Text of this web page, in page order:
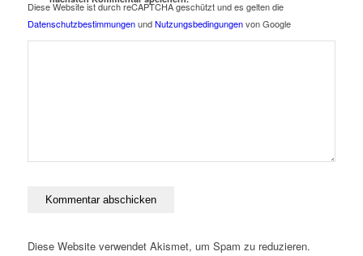
Diese Website ist durch reCAPTCHA geschützt und es gelten die
DatenschutzbestimmungenundNutzungsbedingungenvon Google
Diese Website verwendet Akismet, um Spam zu reduzieren.